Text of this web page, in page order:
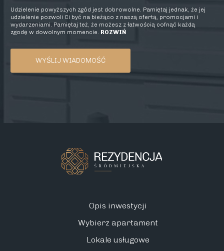
Udzielenie powyższych zgód jest dobrowolne. Pamiętaj jednak, że jej
udzielenie pozwoli Ci być na bieżąco z naszą ofertą, promocjami i
wydarzeniami. Pamiętaj też, że możesz z łatwością cofnąć każdą
zgodę w dowolnym momencie. ROZWIŃ
Opis inwestycji
Wybierz apartament
Lokale usługowe